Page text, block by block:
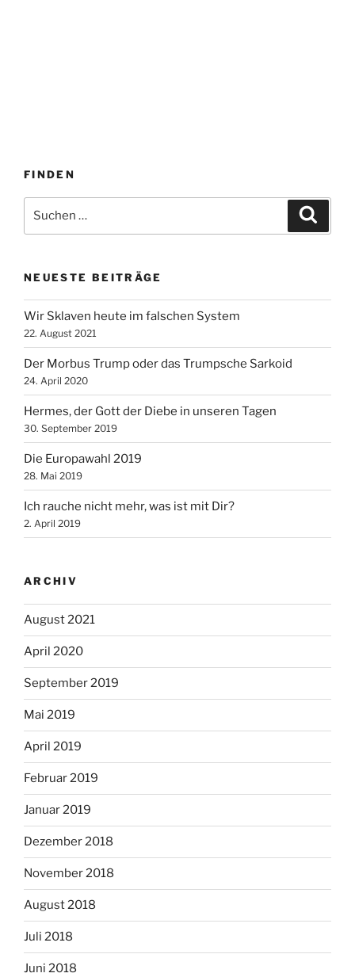
FINDEN
nach:
NEUESTE BEITRÄGE
Wir Sklaven heute im falschen System
22. August 2021
Der Morbus Trump oder das Trumpsche Sarkoid
24. April 2020
Hermes, der Gott der Diebe in unseren Tagen
30. September 2019
Die Europawahl 2019
28. Mai 2019
Ich rauche nicht mehr, was ist mit Dir?
2. April 2019
ARCHIV
August 2021
April 2020
September 2019
Mai 2019
April 2019
Februar 2019
Januar 2019
Dezember 2018
November 2018
August 2018
Juli 2018
Juni 2018